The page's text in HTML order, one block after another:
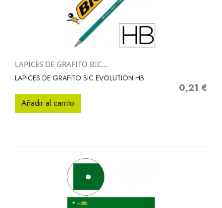
LAPICES DE GRAFITO BIC...
LAPICES DE GRAFITO BIC EVOLUTION HB
Precio
0,21 €
Añadir al carrito